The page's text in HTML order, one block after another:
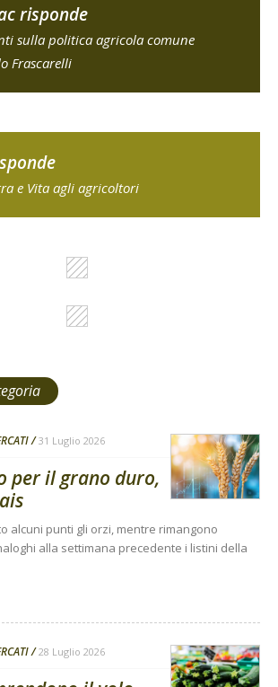
risponde
sulla politica agricola comune
Frascarelli
e Vita agli agricoltori
31 Luglio 2026
per il grano duro,
alcuni punti gli orzi, mentre rimangono
alla settimana precedente i listini della
28 Luglio 2026